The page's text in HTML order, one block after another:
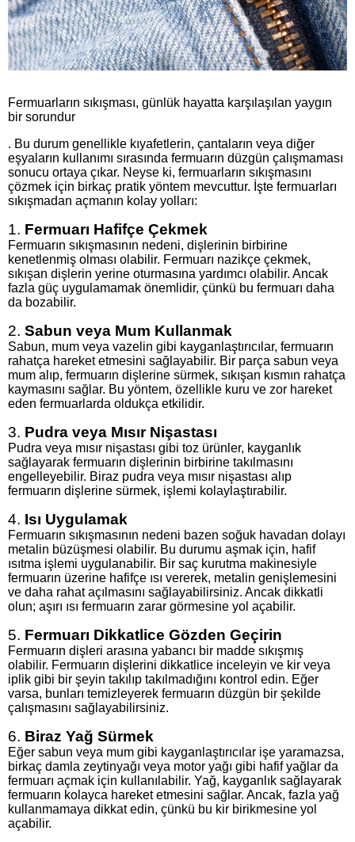
Fermuarların sıkışması, günlük hayatta karşılaşılan yaygın
bir sorundur
. Bu durum genellikle kıyafetlerin, çantaların veya diğer
eşyaların kullanımı sırasında fermuarın düzgün çalışmaması
sonucu ortaya çıkar. Neyse ki, fermuarların sıkışmasını
çözmek için birkaç pratik yöntem mevcuttur. İşte fermuarları
sıkışmadan açmanın kolay yolları:
1. Fermuarı Hafifçe Çekmek
Fermuarın sıkışmasının nedeni, dişlerinin birbirine
kenetlenmiş olması olabilir. Fermuarı nazikçe çekmek,
sıkışan dişlerin yerine oturmasına yardımcı olabilir. Ancak
fazla güç uygulamamak önemlidir, çünkü bu fermuarı daha
da bozabilir.
2. Sabun veya Mum Kullanmak
Sabun, mum veya vazelin gibi kayganlaştırıcılar, fermuarın
rahatça hareket etmesini sağlayabilir. Bir parça sabun veya
mum alıp, fermuarın dişlerine sürmek, sıkışan kısmın rahatça
kaymasını sağlar. Bu yöntem, özellikle kuru ve zor hareket
eden fermuarlarda oldukça etkilidir.
3. Pudra veya Mısır Nişastası
Pudra veya mısır nişastası gibi toz ürünler, kayganlık
sağlayarak fermuarın dişlerinin birbirine takılmasını
engelleyebilir. Biraz pudra veya mısır nişastası alıp
fermuarın dişlerine sürmek, işlemi kolaylaştırabilir.
4. Isı Uygulamak
Fermuarın sıkışmasının nedeni bazen soğuk havadan dolayı
metalin büzüşmesi olabilir. Bu durumu aşmak için, hafif
ısıtma işlemi uygulanabilir. Bir saç kurutma makinesiyle
fermuarın üzerine hafifçe ısı vererek, metalin genişlemesini
ve daha rahat açılmasını sağlayabilirsiniz. Ancak dikkatli
olun; aşırı ısı fermuarın zarar görmesine yol açabilir.
5. Fermuarı Dikkatlice Gözden Geçirin
Fermuarın dişleri arasına yabancı bir madde sıkışmış
olabilir. Fermuarın dişlerini dikkatlice inceleyin ve kir veya
iplik gibi bir şeyin takılıp takılmadığını kontrol edin. Eğer
varsa, bunları temizleyerek fermuarın düzgün bir şekilde
çalışmasını sağlayabilirsiniz.
6. Biraz Yağ Sürmek
Eğer sabun veya mum gibi kayganlaştırıcılar işe yaramazsa,
birkaç damla zeytinyağı veya motor yağı gibi hafif yağlar da
fermuarı açmak için kullanılabilir. Yağ, kayganlık sağlayarak
fermuarın kolayca hareket etmesini sağlar. Ancak, fazla yağ
kullanmamaya dikkat edin, çünkü bu kir birikmesine yol
açabilir.